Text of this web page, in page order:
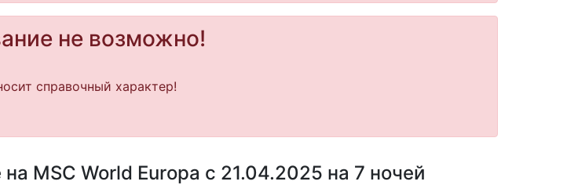
не возможно!
справочный характер!
MSC World Europa с 21.04.2025 на 7 ночей